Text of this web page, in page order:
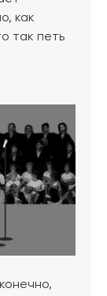
как
так петь